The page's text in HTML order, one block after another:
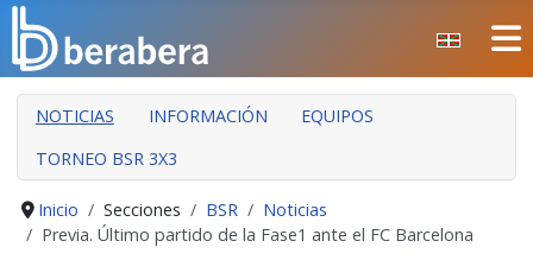
CERRAR
INICIO
CLUB
MANTEO
SECCIONES
NOTICIAS INFORMACIÓN
EQUIPOS
TORNEO BSR 3X3
Inicio Secciones BSR
Noticias
Previa. Último partido de la Fase1 ante el FC Barcelona